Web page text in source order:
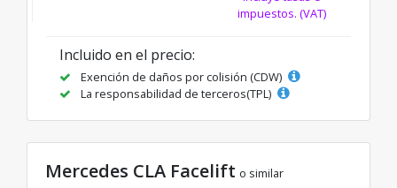
impuestos. (VAT)
Incluido en el precio:
Exención de daños por colisión (CDW)
La responsabilidad de terceros(TPL)
Mercedes CLA Facelift o similar